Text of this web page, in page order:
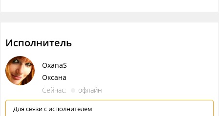
Исполнитель
OxanaS
Оксана
Сейчас:
офлайн
Для связи с исполнителем